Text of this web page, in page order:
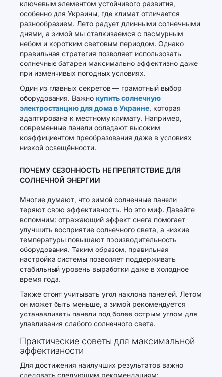
ключевым элементом устойчивого развития,
особенно для Украины, где климат отличается
разнообразием. Лето радует длинными солнечными
днями, а зимой мы сталкиваемся с пасмурным
небом и коротким световым периодом. Однако
правильная стратегия позволяет использовать
солнечные батареи максимально эффективно даже
при изменчивых погодных условиях.
Один из главных секретов — грамотный выбор
оборудования. Важно купить солнечную
электростанцию для дома в Украине, которая
адаптирована к местному климату. Например,
современные панели обладают высоким
коэффициентом преобразования даже в условиях
низкой освещённости.
ПОЧЕМУ СЕЗОННОСТЬ НЕ ПРЕПЯТСТВИЕ ДЛЯ
СОЛНЕЧНОЙ ЭНЕРГИИ
Многие думают, что зимой солнечные панели
теряют свою эффективность. Но это миф. Давайте
вспомним: отражающий эффект снега помогает
улучшить восприятие солнечного света, а низкие
температуры повышают производительность
оборудования. Таким образом, правильная
настройка системы позволяет поддерживать
стабильный уровень выработки даже в холодное
время года.
Также стоит учитывать угол наклона панелей. Летом
он может быть меньше, а зимой рекомендуется
устанавливать панели под более острым углом для
улавливания слабого солнечного света.
Практические советы для максимальной
эффективности
Для достижения наилучших результатов важно
следовать следующим рекомендациям: